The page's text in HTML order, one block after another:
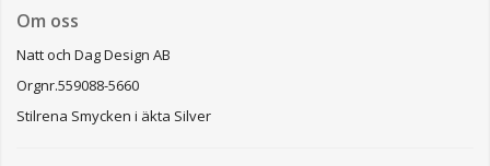
Om oss
Natt och Dag Design AB
Orgnr.559088-5660
Stilrena Smycken i äkta Silver